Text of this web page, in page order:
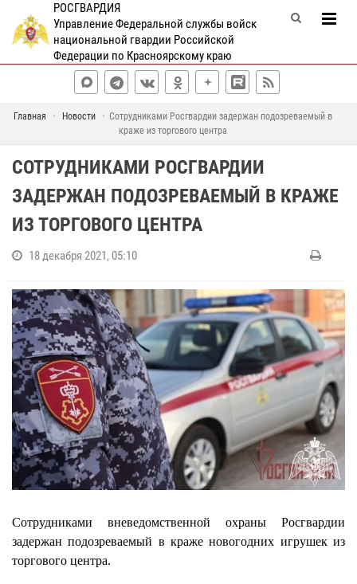
РОСГВАРДИЯ
Управление Федеральной службы войск
национальной гвардии Российской
Федерации по Красноярскому краю
Главная Новости
Сотрудниками Росгвардии задержан подозреваемый в
краже из торгового центра
СОТРУДНИКАМИ РОСГВАРДИИ
ЗАДЕРЖАН ПОДОЗРЕВАЕМЫЙ В КРАЖЕ
ИЗ ТОРГОВОГО ЦЕНТРА
18 декабря 2021, 05:10
Сотрудниками вневедомственной охраны Росгвардии
задержан подозреваемый в краже новогодних игрушек из
торгового центра.